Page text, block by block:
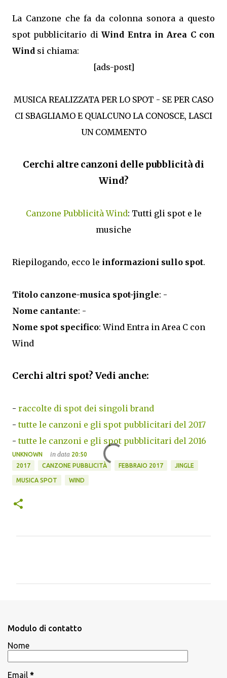
La Canzone che fa da colonna sonora a questo
spot pubblicitario diWind Entra in Area C con
Wind si chiama:
[ads-post]
MUSICA REALIZZATA PER LO SPOT - SE PER CASO
CI SBAGLIAMO E QUALCUNO LA CONOSCE, LASCI
UN COMMENTO
Cerchi altre canzoni delle pubblicità di
Wind?
Canzone Pubblicità Wind: Tutti gli spot e le
musiche
Riepilogando, ecco le informazioni sullo spot.
Titolo canzone-musica spot-jingle: -
Nome cantante: -
Nome spot specifico: Wind Entra in Area C con
Wind
Cerchi altri spot? Vedi anche:
- raccolte di spot dei singoli brand
-tutte le canzoni e gli spot pubblicitari del 2017
-tutte le canzoni e gli spot pubblicitari del 2016
UNKNOWN in data 20:50
2017
CANZONE PUBBLICITÀ FEBBRAIO 2017 JINGLE
MUSICA SPOT WIND
i
Modulo di contatto
Nome
Email *